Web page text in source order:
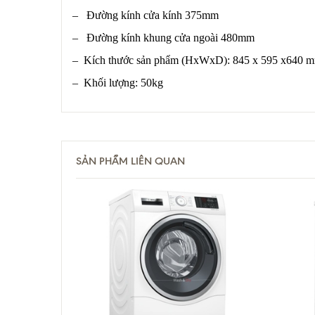
– Đường kính cửa kính 375mm
– Đường kính khung cửa ngoài 480mm
– Kích thước sản phẩm (HxWxD): 845 x 595 x640
– Khối lượng: 50kg
SẢN PHẨM LIÊN QUAN